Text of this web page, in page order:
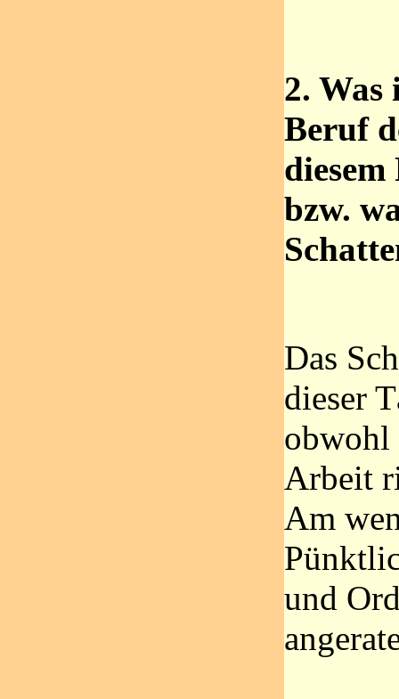
2. Was
Beruf
bzw.
Das
dieser
obwohl
Arbeit
Am
und